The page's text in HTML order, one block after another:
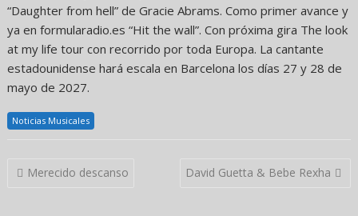
“Daughter from hell” de Gracie Abrams. Como primer avance y
ya en formularadio.es “Hit the wall”. Con próxima gira The look
at my life tour con recorrido por toda Europa. La cantante
estadounidense hará escala en Barcelona los días 27 y 28 de
mayo de 2027.
Noticias Musicales
Navegación
Merecido descanso David Guetta & Bebe Rexha